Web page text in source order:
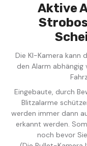
Aktive
Die KI-Kamera kann
den Alarm abhängig
Eingebaute, durch
Blitzalarme
werden immer dann
erkannt werden.
noch bevor